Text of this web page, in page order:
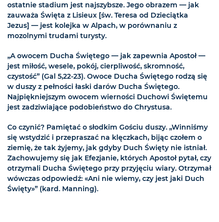
ostatnie stadium jest najszybsze. Jego obrazem — jak
zauważa Święta z Lisieux [św. Teresa od Dzieciątka
Jezus] — jest kolejka w Alpach, w porównaniu z
mozolnymi trudami turysty.
„A owocem Ducha Świętego — jak zapewnia Apostoł —
jest miłość, wesele, pokój, cierpliwość, skromność,
czystość” (Gal 5,22-23). Owoce Ducha Świętego rodzą się
w duszy z pełności łaski darów Ducha Świętego.
Najpiękniejszym owocem wierności Duchowi Świętemu
jest zadziwiające podobieństwo do Chrystusa.
Co czynić? Pamiętać o słodkim Gościu duszy. „Winniśmy
się wstydzić i przepraszać na klęczkach, bijąc czołem o
ziemię, że tak żyjemy, jak gdyby Duch Święty nie istniał.
Zachowujemy się jak Efezjanie, których Apostoł pytał, czy
otrzymali Ducha Świętego przy przyjęciu wiary. Otrzymał
wówczas odpowiedź: «Ani nie wiemy, czy jest jaki Duch
Święty»” (kard. Manning).